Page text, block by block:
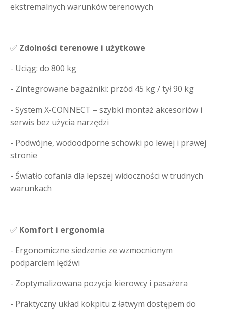
ekstremalnych warunków terenowych
✅ Zdolności terenowe i użytkowe
- Uciąg: do 800 kg
- Zintegrowane bagażniki: przód 45 kg / tył 90 kg
- System X-CONNECT – szybki montaż akcesoriów i
serwis bez użycia narzędzi
- Podwójne, wodoodporne schowki po lewej i prawej
stronie
- Światło cofania dla lepszej widoczności w trudnych
warunkach
✅ Komfort i ergonomia
- Ergonomiczne siedzenie ze wzmocnionym
podparciem lędźwi
- Zoptymalizowana pozycja kierowcy i pasażera
- Praktyczny układ kokpitu z łatwym dostępem do